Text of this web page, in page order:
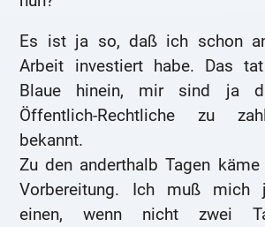
Es ist ja so, daß ich schon
Arbeit investiert habe. Das
Blaue hinein, mir sind ja
Öffentlich-Rechtliche zu
bekannt.
Zu den anderthalb Tagen
Vorbereitung. Ich muß mich
einen, wenn nicht zwei